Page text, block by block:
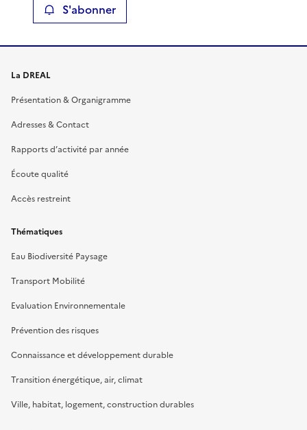
S'abonner
La DREAL
Présentation & Organigramme
Adresses & Contact
Rapports d’activité par année
Écoute qualité
Accès restreint
Thématiques
Eau Biodiversité Paysage
Transport Mobilité
Evaluation Environnementale
Prévention des risques
Connaissance et développement durable
Transition énergétique, air, climat
Ville, habitat, logement, construction durables